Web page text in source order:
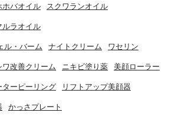
ホバオイル スクワランオイル
ルラオイル
ル・バーム ナイトクリーム ワセリン
ワ改善クリーム ニキビ塗り薬 美顔ローラー
ターピーリング リフトアップ美顔器
かっさプレート